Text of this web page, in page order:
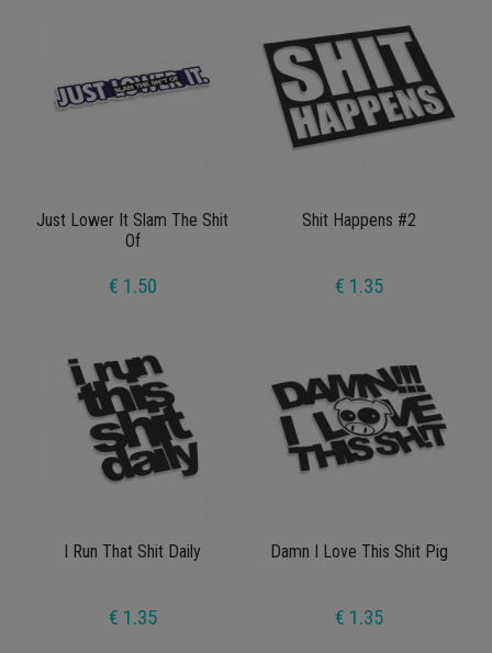
Just Lower It Slam The Shit
Of
€ 1.50
Shit Happens #2
€ 1.35
I Run That Shit Daily
€ 1.35
Damn I Love This Shit Pig
€ 1.35